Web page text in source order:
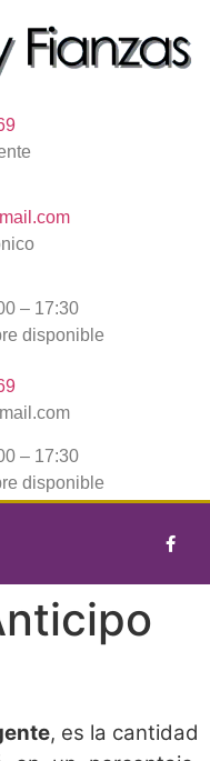
– 17:30
disponible
– 17:30
disponible
, es la cantidad